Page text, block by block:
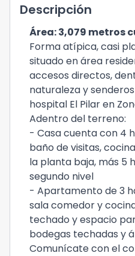
Descripción
Área: 3,079 metros
Forma atípica, casi
situado en área
accesos directos,
naturaleza y
hospital El Pilar en
Adentro del terreno:
- Casa cuenta con 4
baño de visitas,
la planta baja, más 5
segundo nivel
- Apartamento de 3
sala comedor y
techado y espacio
bodegas techadas y
Comunícate con el